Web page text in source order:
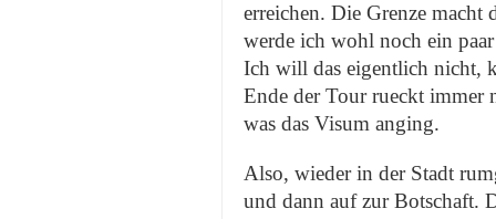
erreichen. Die Grenze macht
werde ich wohl noch ein
Ich will das eigentlich nicht,
Ende der Tour rueckt immer
was das Visum anging.
Also, wieder in der Stadt
und dann auf zur Botschaft.